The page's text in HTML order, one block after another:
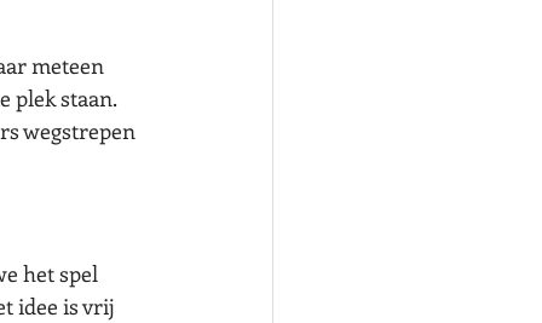
meteen
plek staan.
wegstrepen
het spel
idee is vrij